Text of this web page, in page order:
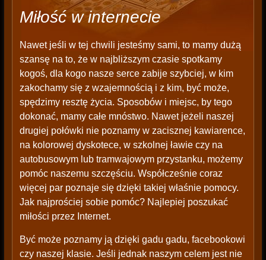
Miłość w internecie
Nawet jeśli w tej chwili jesteśmy sami, to mamy dużą
szansę na to, że w najbliższym czasie spotkamy
kogoś, dla kogo nasze serce zabije szybciej, w kim
zakochamy się z wzajemnością i z kim, być może,
spędzimy resztę życia. Sposobów i miejsc, by tego
dokonać, mamy całe mnóstwo. Nawet jeżeli naszej
drugiej połówki nie poznamy w zacisznej kawiarence,
na kolorowej dyskotece, w szkolnej ławie czy na
autobusowym lub tramwajowym przystanku, możemy
pomóc naszemu szczęściu. Współcześnie coraz
więcej par poznaje się dzięki takiej właśnie pomocy.
Jak najprościej sobie pomóc? Najlepiej poszukać
miłości przez Internet.
Być może poznamy ją dzięki gadu gadu, facebookowi
czy naszej klasie. Jeśli jednak naszym celem jest nie